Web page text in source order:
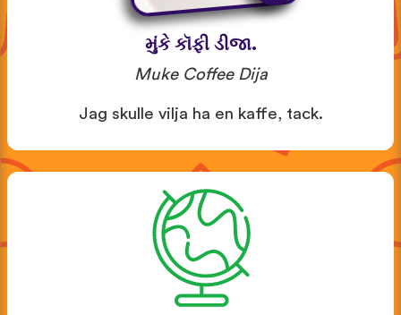
મુંકે કૉફી ડીજા.
Muke Coffee Dija
Jag skulle vilja ha en kaffe, tack.